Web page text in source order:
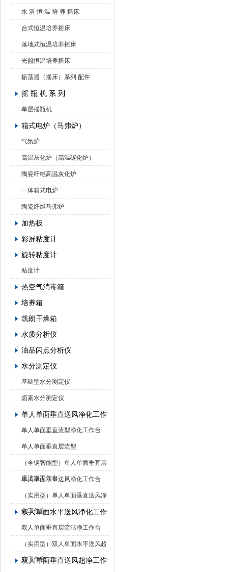
水 浴 恒 温 培 养 摇床
台式恒温培养摇床
落地式恒温培养摇床
光照恒温培养摇床
振荡器（摇床）系列 配件
摇 瓶 机 系 列
单层摇瓶机
箱式电炉（马弗炉）
气氛炉
高温灰化炉（高温碳化炉）
陶瓷纤维高温灰化炉
一体箱式电炉
陶瓷纤维马弗炉
加热板
彩屏粘度计
旋转粘度计
粘度计
热空气消毒箱
培养箱
凯朗干燥箱
水质分析仪
油品闪点分析仪
水分测定仪
基础型水分测定仪
卤素水分测定仪
单人单面垂直送风净化工作台
单人单面垂直流型净化工作台
单人单面垂直层流型
（全钢智能型）单人单面垂直层
流洁净工作台
单人单面水平送风净化工作台
（实用型）单人单面垂直送风净
化工作台
双人单面水平送风净化工作台
双人单面垂直层流洁净工作台
（实用型）双人单面水平送风超
净工作台
双人单面垂直送风超净工作台